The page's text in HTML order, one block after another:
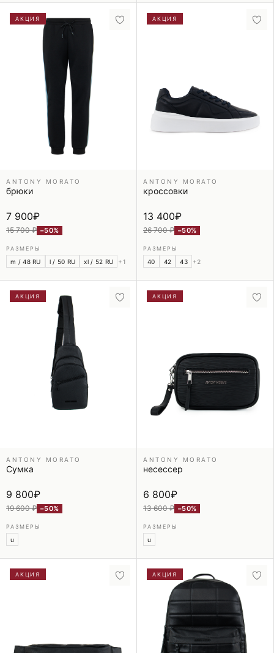
АКЦИЯ
ANTONY MORATO
брюки
7 900₽
15 700 ₽ −50%
РАЗМЕРЫ
m / 48 RU l / 50 RU xl / 52 RU +1
АКЦИЯ
ANTONY MORATO
кроссовки
13 400₽
26 700 ₽ −50%
РАЗМЕРЫ
40 42 43 +2
АКЦИЯ
ANTONY MORATO
Сумка
9 800₽
19 600 ₽ −50%
РАЗМЕРЫ
u
АКЦИЯ
ANTONY MORATO
несессер
6 800₽
13 600 ₽ −50%
РАЗМЕРЫ
u
АКЦИЯ АКЦИЯ